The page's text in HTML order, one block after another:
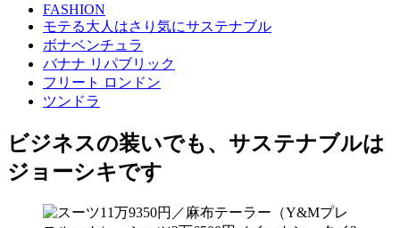
FASHION
モテる大人はさり気にサステナブル
ボナベンチュラ
バナナ リパブリック
フリート ロンドン
ツンドラ
ビジネスの装いでも、サステナブルは
ジョーシキです